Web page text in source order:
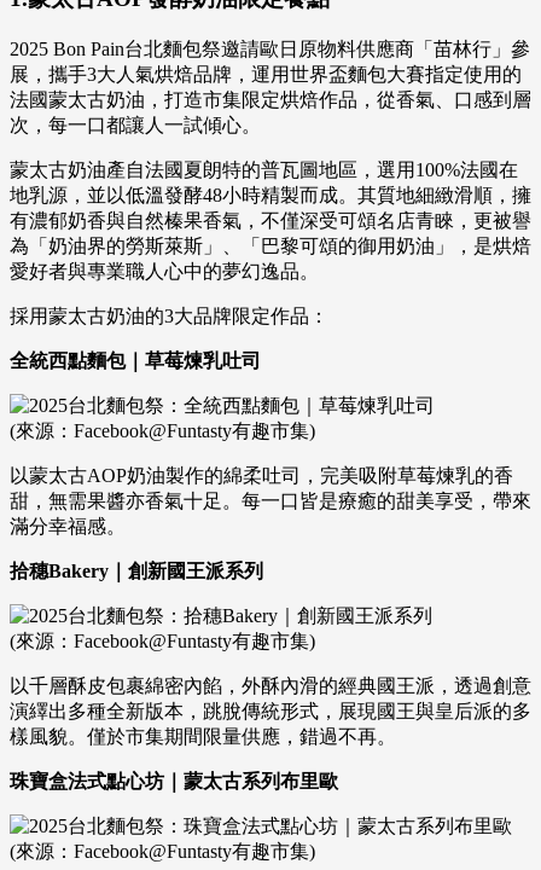
2025 Bon Pain台北麵包祭邀請歐日原物料供應商「苗林行」參
展，攜手3大人氣烘焙品牌，運用世界盃麵包大賽指定使用的
法國蒙太古奶油，打造市集限定烘焙作品，從香氣、口感到層
次，每一口都讓人一試傾心。
蒙太古奶油產自法國夏朗特的普瓦圖地區，選用100%法國在
地乳源，並以低溫發酵48小時精製而成。其質地細緻滑順，擁
有濃郁奶香與自然榛果香氣，不僅深受可頌名店青睞，更被譽
為「奶油界的勞斯萊斯」、「巴黎可頌的御用奶油」，是烘焙
愛好者與專業職人心中的夢幻逸品。
採用蒙太古奶油的3大品牌限定作品：
全統西點麵包｜草莓煉乳吐司
(來源：Facebook@Funtasty有趣市集)
以蒙太古AOP奶油製作的綿柔吐司，完美吸附草莓煉乳的香
甜，無需果醬亦香氣十足。每一口皆是療癒的甜美享受，帶來
滿分幸福感。
拾穗Bakery｜創新國王派系列
(來源：Facebook@Funtasty有趣市集)
以千層酥皮包裹綿密內餡，外酥內滑的經典國王派，透過創意
演繹出多種全新版本，跳脫傳統形式，展現國王與皇后派的多
樣風貌。僅於市集期間限量供應，錯過不再。
珠寶盒法式點心坊｜蒙太古系列布里歐
(來源：Facebook@Funtasty有趣市集)